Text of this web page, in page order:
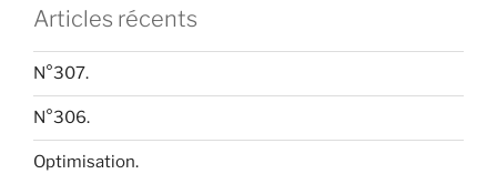
Articles récents
N°307.
N°306.
Optimisation.